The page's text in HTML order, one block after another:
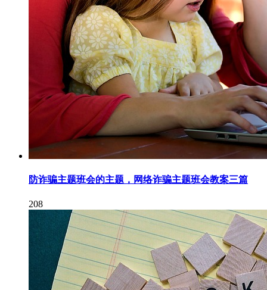
防诈骗主题班会的主题，网络诈骗主题班会教案三篇
208